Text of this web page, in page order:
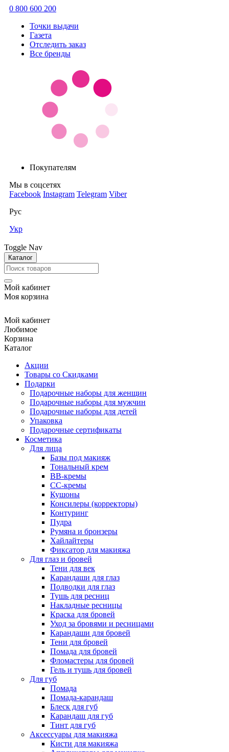
0 800 600 200
Точки выдачи
Газета
Отследить заказ
Все бренды
Покупателям
Мы в соцсетях
Facebook Instagram Telegram Viber
Рус
Укр
Toggle Nav
Каталог
Мой кабинет
Моя корзина
Мой кабинет
Любимое
Корзина
Каталог
Акции
Товары со Скидками
Подарки
Подарочные наборы для женщин
Подарочные наборы для мужчин
Подарочные наборы для детей
Упаковка
Подарочные сертификаты
Косметика
Для лица
Базы под макияж
Тональный крем
BB-кремы
CC-кремы
Кушоны
Консилеры (корректоры)
Контуринг
Пудра
Румяна и бронзеры
Хайлайтеры
Фиксатор для макияжа
Для глаз и бровей
Тени для век
Карандаши для глаз
Подводки для глаз
Тушь для ресниц
Накладные ресницы
Краска для бровей
Уход за бровями и ресницами
Карандаши для бровей
Тени для бровей
Помада для бровей
Фломастеры для бровей
Гель и тушь для бровей
Для губ
Помада
Помада-карандаш
Блеск для губ
Карандаш для губ
Тинт для губ
Аксессуары для макияжа
Кисти для макияжа